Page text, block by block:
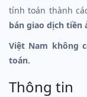
tính toán thành
bán giao dịch tiền
Việt Nam không
toán.
Thông tin